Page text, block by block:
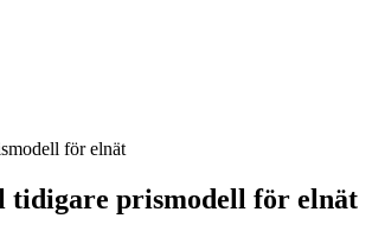
för elnät
prismodell för elnät